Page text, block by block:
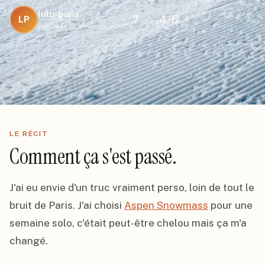
LP
lulu-paris
Publié le 13 novembre 2024
7jours4/5
LE RÉCIT
Comment ça s'est passé.
J'ai eu envie d'un truc vraiment perso, loin de tout le
bruit de Paris. J'ai choisi Aspen Snowmass pour une
semaine solo, c'était peut-être chelou mais ça m'a
changé.